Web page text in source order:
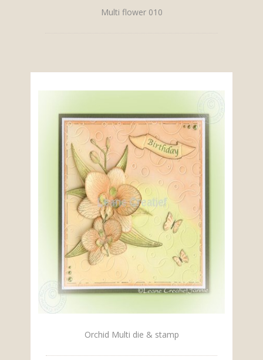
Multi flower 010
Orchid Multi die & stamp